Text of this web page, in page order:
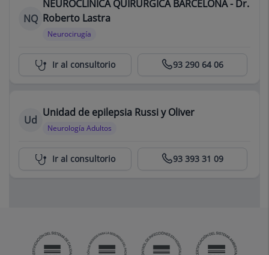
NQ
NEUROCLÍNICA QUIRÚRGICA BARCELONA - Dr.
Roberto Lastra
Neurocirugía
Neuroclínica Quirúrgica Barcelona93 290 64 06
Ir al consultorio
Ud
Unidad de epilepsia Russi y Oliver
Neurología Adultos
Centro Médico Teknon 93 393 31 09
Ir al consultorio